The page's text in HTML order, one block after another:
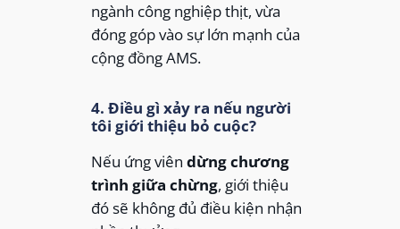
ngành công nghiệp thịt, vừa
đóng góp vào sự lớn mạnh của
cộng đồng AMS.
4. Điều gì xảy ra nếu người
tôi giới thiệu bỏ cuộc?
Nếu ứng viêndừng chương
trình giữa chừng, giới thiệu
đó sẽ không đủ điều kiện nhận